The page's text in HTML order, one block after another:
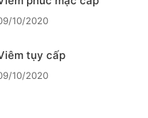
10/2020
tụy cấp
10/2020